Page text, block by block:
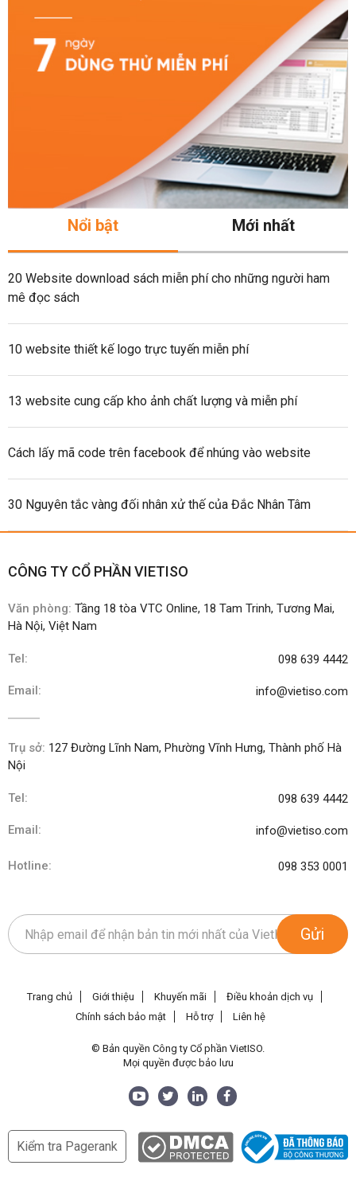
Nổi bật Mới nhất
20 Website download sách miễn phí cho những người ham
mê đọc sách
10 website thiết kế logo trực tuyến miễn phí
13 website cung cấp kho ảnh chất lượng và miễn phí
Cách lấy mã code trên facebook để nhúng vào website
30 Nguyên tắc vàng đối nhân xử thế của Đắc Nhân Tâm
CÔNG TY CỔ PHẦN VIETISO
Văn phòng: Tầng 18 tòa VTC Online, 18 Tam Trinh, Tương Mai,
Hà Nội, Việt Nam
Tel: 098 639 4442
Email: info@vietiso.com
Trụ sở: 127 Đường Lĩnh Nam, Phường Vĩnh Hưng, Thành phố Hà
Nội
Tel: 098 639 4442
Email: info@vietiso.com
Hotline: 098 353 0001
Gửi
Trang chủ Giới thiệu Khuyến mãi
Điều khoản dịch vụ
Chính sách bảo mật
Hỗ trợ Liên hệ
© Bản quyền Công ty Cổ phần VietISO.
Mọi quyền được bảo lưu
Kiểm tra Pagerank